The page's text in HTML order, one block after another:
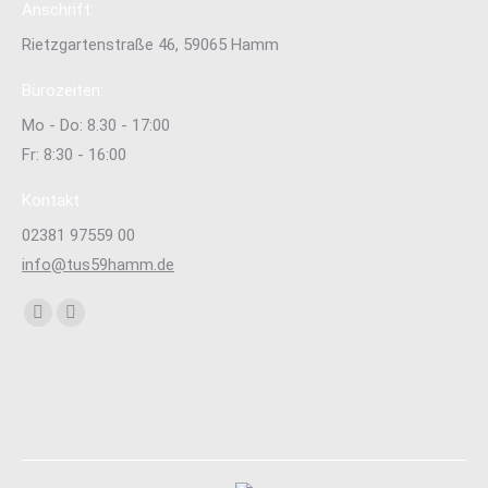
Rietzgartenstraße 46, 59065 Hamm
Mo - Do: 8.30 - 17:00
Fr: 8:30 - 16:00
02381 97559 00
info@tus59hamm.de
Finden Sie uns auf: